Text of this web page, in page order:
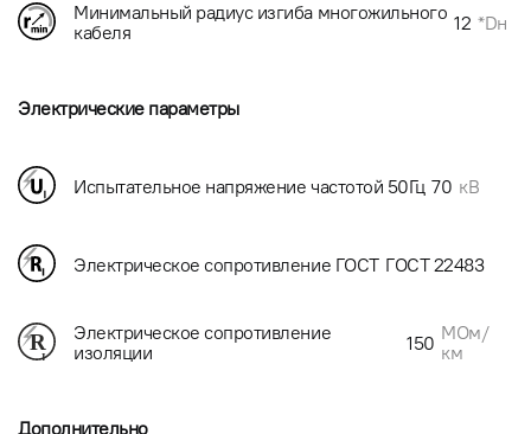
Минимальный радиус изгиба многожильного
кабеля
12 *Dн
Электрические параметры
Испытательное напряжение частотой 50Гц 70 кВ
Электрическое сопротивление ГОСТ ГОСТ 22483
Электрическое сопротивление
изоляции
150 МОм/
км
Дополнительно